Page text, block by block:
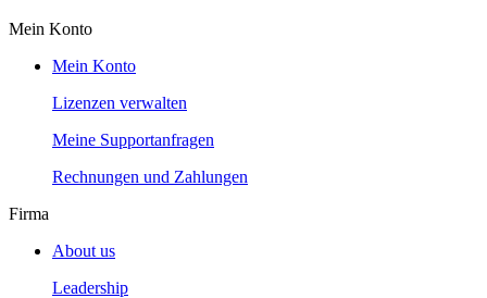
Mein Konto
Mein Konto
Lizenzen verwalten
Meine Supportanfragen
Rechnungen und Zahlungen
Firma
About us
Leadership